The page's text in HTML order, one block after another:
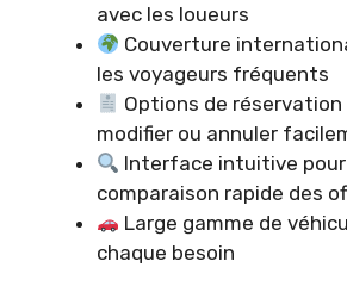
avec les loueurs
Couverture
les voyageurs fréquents
Options de
modifier ou annuler
Interface intuitive pour
comparaison rapide des
Large gamme de
chaque besoin